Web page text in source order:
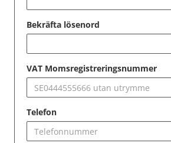
Bekräfta lösenord
VAT Momsregistreringsnummer
Telefon